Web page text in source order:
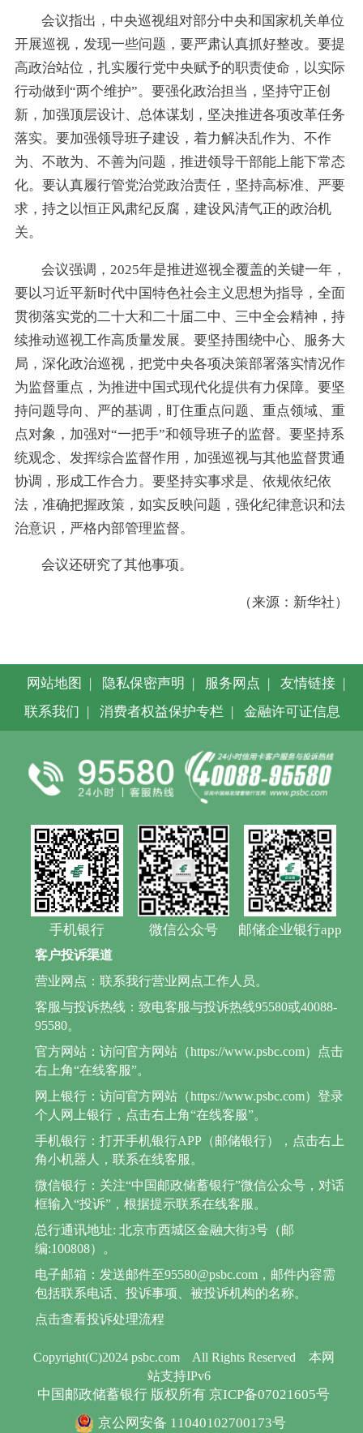
会议指出，中央巡视组对部分中央和国家机关单位
开展巡视，发现一些问题，要严肃认真抓好整改。要提
高政治站位，扎实履行党中央赋予的职责使命，以实际
行动做到“两个维护”。要强化政治担当，坚持守正创
新，加强顶层设计、总体谋划，坚决推进各项改革任务
落实。要加强领导班子建设，着力解决乱作为、不作
为、不敢为、不善为问题，推进领导干部能上能下常态
化。要认真履行管党治党政治责任，坚持高标准、严要
求，持之以恒正风肃纪反腐，建设风清气正的政治机
关。
会议强调，2025年是推进巡视全覆盖的关键一年，
要以习近平新时代中国特色社会主义思想为指导，全面
贯彻落实党的二十大和二十届二中、三中全会精神，持
续推动巡视工作高质量发展。要坚持围绕中心、服务大
局，深化政治巡视，把党中央各项决策部署落实情况作
为监督重点，为推进中国式现代化提供有力保障。要坚
持问题导向、严的基调，盯住重点问题、重点领域、重
点对象，加强对“一把手”和领导班子的监督。要坚持系
统观念、发挥综合监督作用，加强巡视与其他监督贯通
协调，形成工作合力。要坚持实事求是、依规依纪依
法，准确把握政策，如实反映问题，强化纪律意识和法
治意识，严格内部管理监督。
会议还研究了其他事项。
（来源：新华社）
网站地图 隐私保密声明 服务网点 友情链接
联系我们
消费者权益保护专栏 金融许可证信息
手机银行 微信公众号 邮储企业银行app
Copyright(C)2024 psbc.com All Rights Reserved
本网
站支持IPv6
中国邮政储蓄银行 版权所有 京ICP备07021605号
京公网安备 11040102700173号
客户投诉渠道
营业网点：联系我行营业网点工作人员。
客服与投诉热线：致电客服与投诉热线95580或40088-
95580。
官方网站：访问官方网站（https://www.psbc.com）点击
右上角“在线客服”。
网上银行：访问官方网站（https://www.psbc.com）登录
个人网上银行，点击右上角“在线客服”。
手机银行：打开手机银行APP（邮储银行），点击右上
角小机器人，联系在线客服。
微信银行：关注“中国邮政储蓄银行”微信公众号，对话
框输入“投诉”，根据提示联系在线客服。
总行通讯地址: 北京市西城区金融大街3号（邮
编:100808）。
电子邮箱：发送邮件至95580@psbc.com，邮件内容需
包括联系电话、投诉事项、被投诉机构的名称。
点击查看投诉处理流程